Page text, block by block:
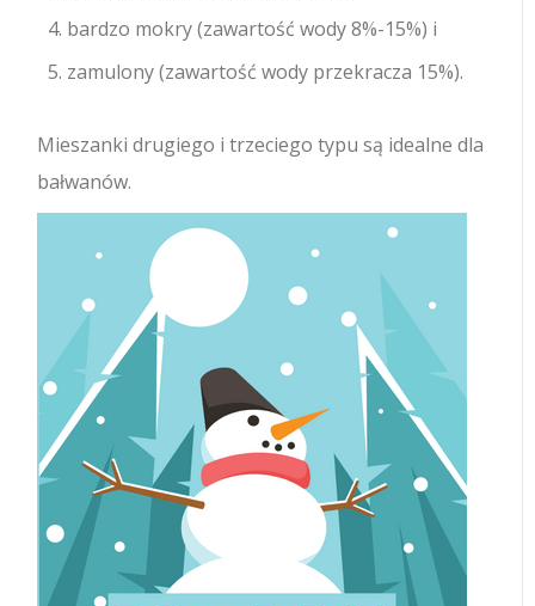
bardzo mokry (zawartość wody 8%-15%) i
zamulony (zawartość wody przekracza 15%).
Mieszanki drugiego i trzeciego typu są idealne dla
bałwanów.